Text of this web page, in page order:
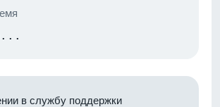
в службу поддержки